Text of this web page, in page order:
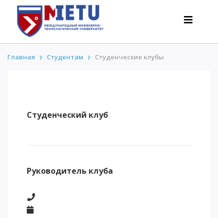
Все о поступлении
АнтиОлимпиада
Скидки и льготы
ИНТЕРЕСНОЕ
Главная Студентам Студенческие клубы
Студенческий клуб
Руководитель клуба